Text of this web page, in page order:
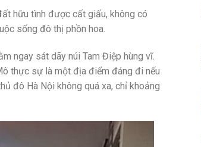
hữu tình được cất giấu, không có
sống đô thị phồn hoa.
ngay sát dãy núi Tam Điệp hùng vĩ.
thực sự là một địa điểm đáng đi nếu
đô Hà Nội không quá xa, chỉ khoảng